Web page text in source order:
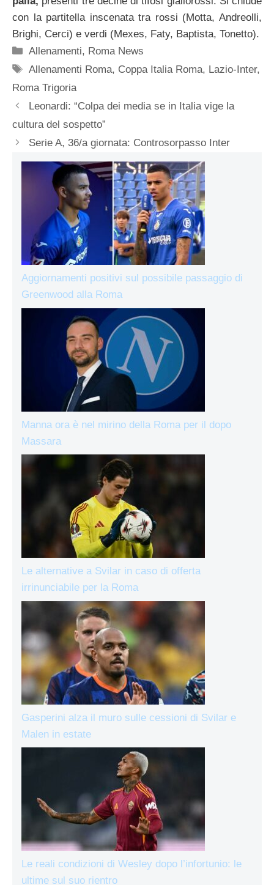
con la partitella inscenata tra rossi (Motta, Andreolli,
Brighi, Cerci) e verdi (Mexes, Faty, Baptista, Tonetto).
Categorie
Allenamenti, Roma News
Tag
Allenamenti Roma, Coppa Italia Roma, Lazio-Inter,
Roma Trigoria
Leonardi: “Colpa dei media se in Italia vige la
cultura del sospetto”
Serie A, 36/a giornata: Controsorpasso Inter
Aggiornamenti positivi sul possibile passaggio di
Greenwood alla Roma
Manna ora è nel mirino della Roma per il dopo
Massara
Le alternative a Svilar in caso di offerta
irrinunciabile per la Roma
Gasperini alza il muro sulle cessioni di Svilar e
Malen in estate
Le reali condizioni di Wesley dopo l’infortunio: le
ultime sul suo rientro